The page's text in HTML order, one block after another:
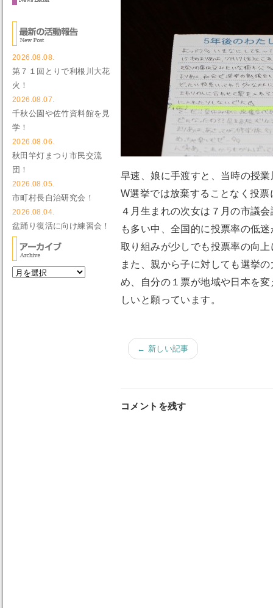
早速、娘に手渡すと、当時の授
W選挙では放棄することなく投
４月生まれの次女は７月の市議
も多い中、全国的に投票率の低
取り組みが少しでも投票率の向
また、親から子に対しても選挙
め、自分の１票が地域や日本を
しいと願っています。
← 新しい記事
コメントを残す
2026.08.08.
第７１回とりで利根川大花
火！
2026.08.07.
千秋公園や佐竹資料館を見
学！
2026.08.06.
秋田竿灯まつり市民交流
団！
2026.08.05.
市町村長自治研究会！
2026.08.04.
盆踊り復活に向け練習会！